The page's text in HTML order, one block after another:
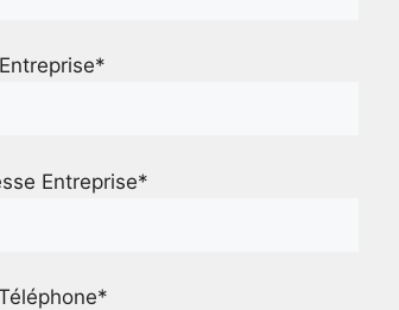
Entreprise*
Entreprise*